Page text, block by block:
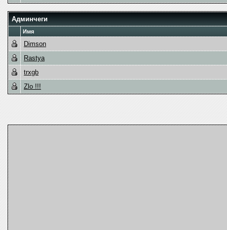
Админчеги
Имя
Dimson
Rastya
trxgb
Zlo !!!